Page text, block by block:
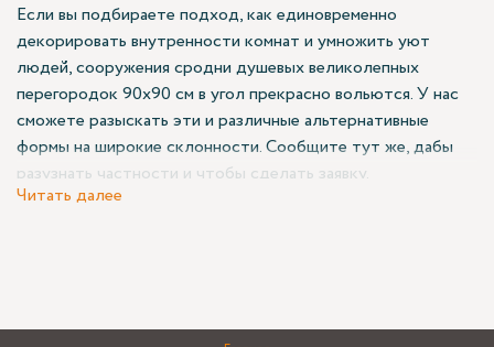
Если вы подбираете подход, как единовременно
декорировать внутренности комнат и умножить уют
людей, сооружения сродни душевых великолепных
перегородок 90х90 см в угол прекрасно вольются. У нас
сможете разыскать эти и различные альтернативные
формы на широкие склонности. Сообщите тут же, дабы
разузнать частности и чтобы сделать заявку.
ценных, проработанных и просто-напросто декоративных.
Читать далее